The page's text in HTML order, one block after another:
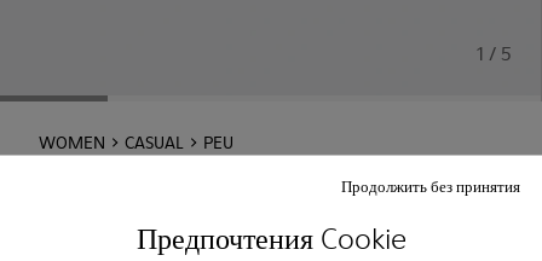
Предпочтения Cookie
Продолжить без принятия
1 / 5
WOMEN CASUAL PEU